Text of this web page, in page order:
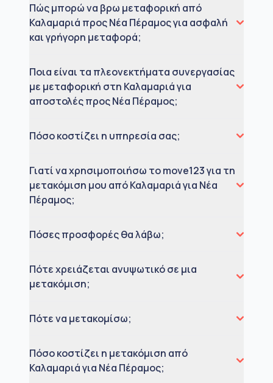
Πώς μπορώ να βρω μεταφορική από
Καλαμαριά προς Νέα Πέραμος για ασφαλή
και γρήγορη μεταφορά;
Ποια είναι τα πλεονεκτήματα συνεργασίας
με μεταφορική στη Καλαμαριά για
αποστολές προς Νέα Πέραμος;
Πόσο κοστίζει η υπηρεσία σας;
Γιατί να χρησιμοποιήσω το move123 για τη
μετακόμιση μου από Καλαμαριά για Νέα
Πέραμος;
Πόσες προσφορές θα λάβω;
Πότε χρειάζεται ανυψωτικό σε μια
μετακόμιση;
Πότε να μετακομίσω;
Πόσο κοστίζει η μετακόμιση από
Καλαμαριά για Νέα Πέραμος;